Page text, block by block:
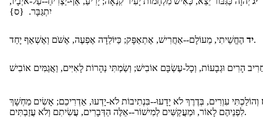
יִתְגַּבָּר. {ס}
ידהֶחֱשֵׁיתִי, מֵעוֹלָם--אַחֲרִישׁ, אֶתְאַפָּק; כַּיּוֹלֵדָה אֶפְעֶה, אֶשֹּׁם וְאֶשְׁאַף יָחַד.
וְהוֹלַכְתִּי עִוְרִים, בְּדֶרֶךְ לֹא יָדָעוּ--בִּנְתִיבוֹת לֹא-יָדְעוּ, אַדְרִיכֵם; אָשִׂים מַחְשָׁךְ
לִפְנֵיהֶם לָאוֹר, וּמַעֲקַשִּׁים לְמִישׁוֹר--אֵלֶּה הַדְּבָרִים, עֲשִׂיתִם וְלֹא עֲזַבְתִּים.